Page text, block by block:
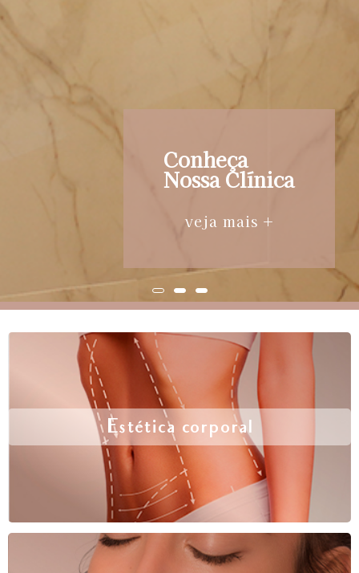
Conheça
Nossa Clínica
veja mais +
Estética corporal